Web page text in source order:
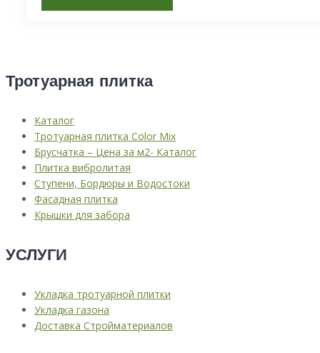
Тротуарная плитка
Каталог
Тротуарная плитка Color Mix
Брусчатка – Цена за м2- Каталог
Плитка вибролитая
Ступени, Бордюры и Водостоки
Фасадная плитка
Крышки для забора
УСЛУГИ
Укладка тротуарной плитки
Укладка газона
Доставка Стройматериалов